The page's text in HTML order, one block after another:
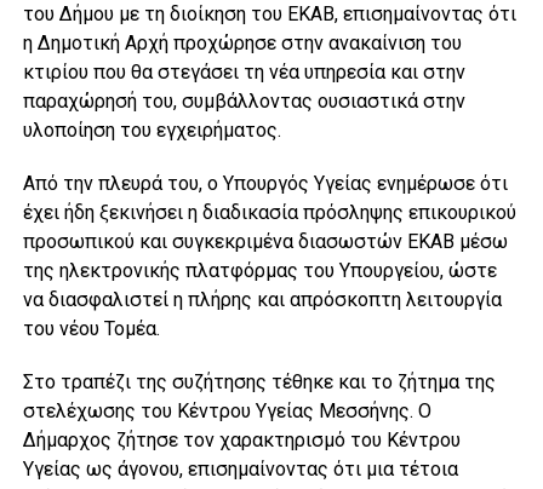
του Δήμου με τη διοίκηση του ΕΚΑΒ, επισημαίνοντας ότι
η Δημοτική Αρχή προχώρησε στην ανακαίνιση του
κτιρίου που θα στεγάσει τη νέα υπηρεσία και στην
παραχώρησή του, συμβάλλοντας ουσιαστικά στην
υλοποίηση του εγχειρήματος.
Από την πλευρά του, ο Υπουργός Υγείας ενημέρωσε ότι
έχει ήδη ξεκινήσει η διαδικασία πρόσληψης επικουρικού
προσωπικού και συγκεκριμένα διασωστών ΕΚΑΒ μέσω
της ηλεκτρονικής πλατφόρμας του Υπουργείου, ώστε
να διασφαλιστεί η πλήρης και απρόσκοπτη λειτουργία
του νέου Τομέα.
Στο τραπέζι της συζήτησης τέθηκε και το ζήτημα της
στελέχωσης του Κέντρου Υγείας Μεσσήνης. Ο
Δήμαρχος ζήτησε τον χαρακτηρισμό του Κέντρου
Υγείας ως άγονου, επισημαίνοντας ότι μια τέτοια